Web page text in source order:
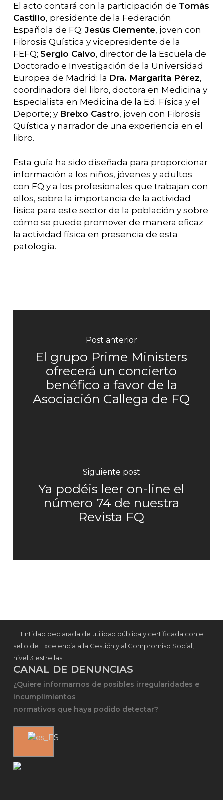
El acto contará con la participación de Tomás
Castillo, presidente de la Federación
Española de FQ; Jesús Clemente, joven con
Fibrosis Quística y vicepresidente de la
FEFQ; Sergio Calvo, director de la Escuela de
Doctorado e Investigación de la Universidad
Europea de Madrid; la Dra. Margarita Pérez,
coordinadora del libro, doctora en Medicina y
Especialista en Medicina de la Ed. Física y el
Deporte; y Breixo Castro, joven con Fibrosis
Quística y narrador de una experiencia en el
libro.
Esta guía ha sido diseñada para proporcionar
información a los niños, jóvenes y adultos
con FQ y a los profesionales que trabajan con
ellos, sobre la importancia de la actividad
física para este sector de la población y sobre
cómo se puede promover de manera eficaz
la actividad física en presencia de esta
patología.
Post anterior
El grupo Prime Ministers
ofrecerá un concierto
benéfico a favor de la
Asociación Gallega de FQ
Siguiente post
Ya podéis leer on-line el
número 74 de nuestra
Revista FQ
Entidad declarada de utilidad pública y certificada con el
sello de Excelencia a la Gestión y al Compromiso Social,
nivel 3 estrellas.
CANAL DE DENUNCIAS
¿Quiere informarnos de posibles irregularidades e
incumplimientos
normativos que haya podido detectar?